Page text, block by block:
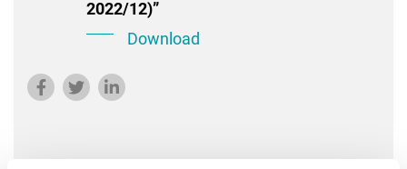
2022/12)”
Download